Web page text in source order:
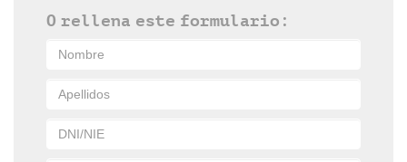
O rellena este formulario: